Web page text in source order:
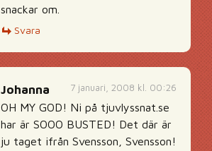
snackar om.
Svara
7 januari, 2008 kl. 00:26
Johanna
OH MY GOD! Ni på tjuvlyssnat.se
har är SOOO BUSTED! Det där är
ju taget ifrån Svensson, Svensson!